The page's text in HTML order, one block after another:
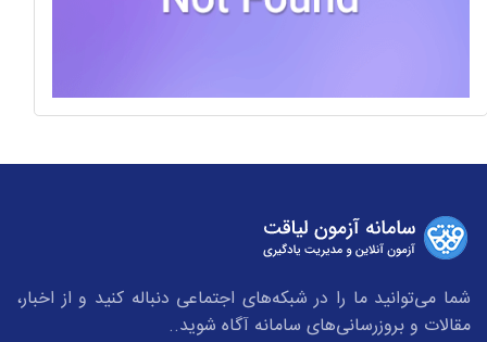
شما می‌توانید ما را در شبکه‌های اجتماعی دنباله کنید و از اخبار،
مقالات و بروزرسانی‌های سامانه آگاه شوید..